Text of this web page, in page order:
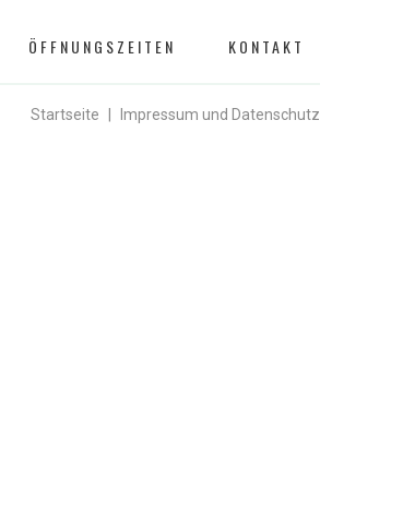
ÖFFNUNGSZEITEN KONTAKT
Startseite Impressum und Datenschutz